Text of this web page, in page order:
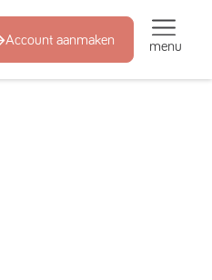
Account aanmaken menu